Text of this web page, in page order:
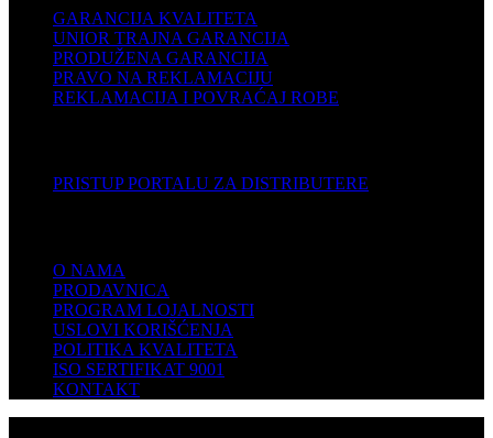
GARANCIJA KVALITETA
UNIOR TRAJNA GARANCIJA
PRODUŽENA GARANCIJA
PRAVO NA REKLAMACIJU
REKLAMACIJA I POVRAĆAJ ROBE
PRISTUP PORTALU ZA DISTRIBUTERE
O NAMA
PRODAVNICA
PROGRAM LOJALNOSTI
USLOVI KORIŠĆENJA
POLITIKA KVALITETA
ISO SERTIFIKAT 9001
KONTAKT